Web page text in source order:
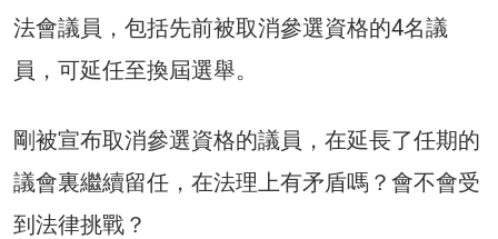
法會議員，包括先前被取消參選資格的4名議
員，可延任至換屆選舉。
剛被宣布取消參選資格的議員，在延長了任期的
議會裏繼續留任，在法理上有矛盾嗎？會不會受
到法律挑戰？